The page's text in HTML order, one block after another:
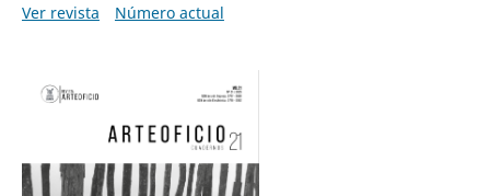
Ver revista
Número actual